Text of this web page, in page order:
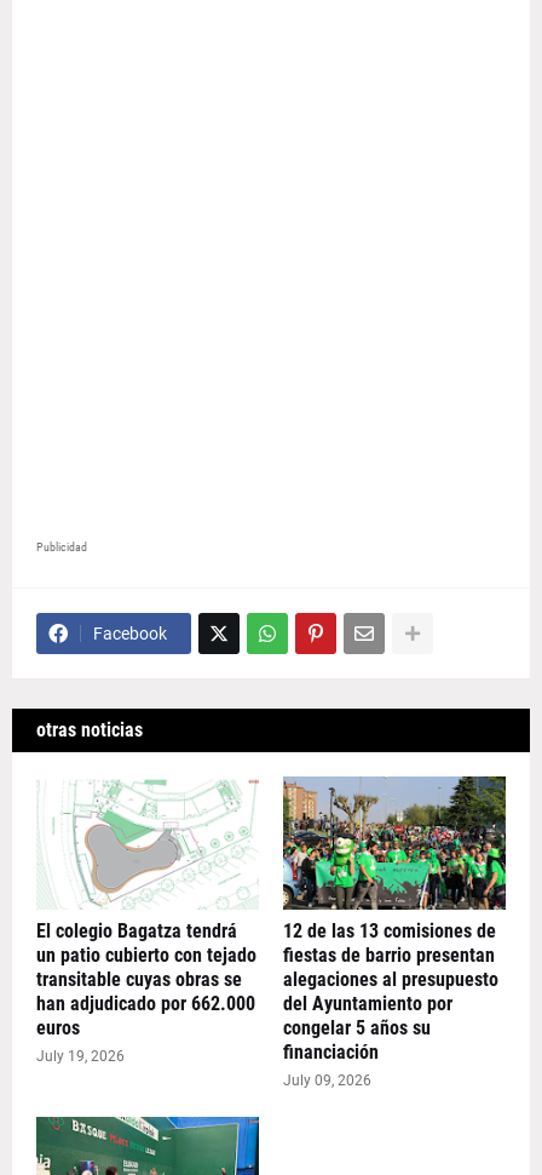
Publicidad
Facebook
otras noticias
El colegio Bagatza tendrá
un patio cubierto con tejado
transitable cuyas obras se
han adjudicado por 662.000
euros
July 19, 2026
12 de las 13 comisiones de
fiestas de barrio presentan
alegaciones al presupuesto
del Ayuntamiento por
congelar 5 años su
financiación
July 09, 2026